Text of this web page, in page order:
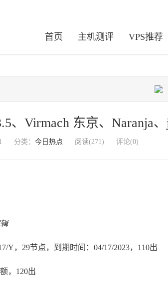
首页 主机测评 VPS推荐
、Virmach 东京、Naranja、
分类： 今日热点 阅读(271) 评论(0)
Y，29节点，到期时间：04/17/2023，110出
，120出